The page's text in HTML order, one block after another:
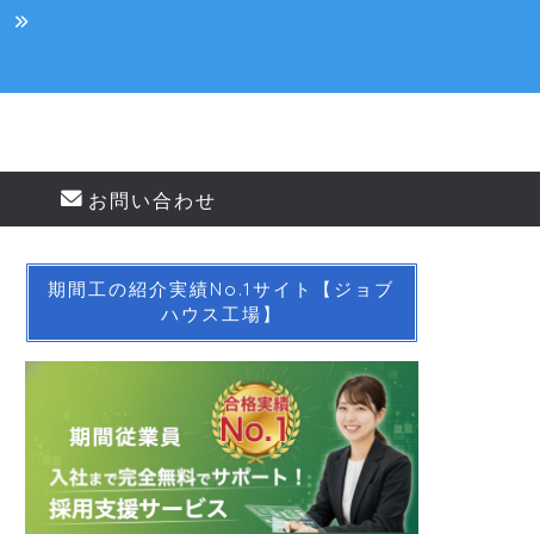
お問い合わせ
期間工の紹介実績No.1サイト【ジョブ
ハウス工場】